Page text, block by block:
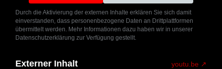
Durch die Aktivierung der externen Inhalte erklären Sie sich damit
einverstanden, dass personenbezogene Daten an Drittplattformen
übermittelt werden. Mehr Informationen dazu haben wir in unserer
Datenschutzerklärung zur Verfügung gestellt.
Externer Inhalt
youtu.be